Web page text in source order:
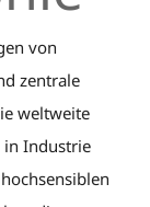
von
zentrale
weltweite
in Industrie